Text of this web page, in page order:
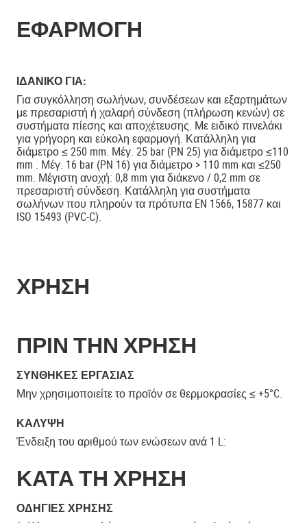
ΕΦΑΡΜΟΓΗ
ΙΔΑΝΙΚΟ ΓΙΑ:
Για συγκόλληση σωλήνων, συνδέσεων και εξαρτημάτων
με πρεσαριστή ή χαλαρή σύνδεση (πλήρωση κενών) σε
συστήματα πίεσης και αποχέτευσης. Με ειδικό πινελάκι
για γρήγορη και εύκολη εφαρμογή. Κατάλληλη για
διάμετρο ≤ 250 mm. Μέγ. 25 bar (PN 25) για διάμετρο ≤110
mm . Μέγ. 16 bar (PN 16) για διάμετρο > 110 mm και ≤250
mm. Μέγιστη ανοχή: 0,8 mm για διάκενο / 0,2 mm σε
πρεσαριστή σύνδεση. Κατάλληλη για συστήματα
σωλήνων που πληρούν τα πρότυπα EN 1566, 15877 και
ISO 15493 (PVC-C).
ΧΡΗΣΗ
ΠΡΙΝ ΤΗΝ ΧΡΗΣΗ
ΣΥΝΘΉΚΕΣ ΕΡΓΑΣΊΑΣ
Μην χρησιμοποιείτε το προϊόν σε θερμοκρασίες ≤ +5°C.
ΚΆΛΥΨΗ
Ένδειξη του αριθμού των ενώσεων ανά 1 L:
ΚΑΤΑ ΤΗ ΧΡΗΣΗ
ΟΔΗΓΊΕΣ ΧΡΉΣΗΣ